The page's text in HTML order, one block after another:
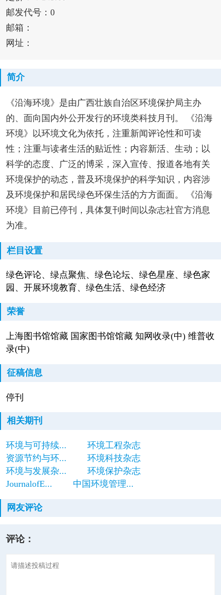
邮发代号：0
邮箱：
网址：
简介
《沿海环境》是由广西壮族自治区环境保护局主办
的、面向国内外公开发行的环境类科技月刊。 《沿海
环境》以环境文化为依托，注重新闻评论性和可读
性；注重与读者生活的贴近性；内容新活、生动；以
科学的态度、广泛的博采，深入宣传、报道各地有关
环境保护的动态，普及环境保护的科学知识，内容涉
及环境保护和居民绿色环保生活的方方面面。 《沿海
环境》目前已停刊，具体复刊时间以杂志社官方消息
为准。
栏目设置
绿色评论、绿点聚焦、绿色论坛、绿色星座、绿色家
园、开展环境教育、绿色生活、绿色经济
荣誉
上海图书馆馆藏 国家图书馆馆藏 知网收录(中) 维普收
录(中)
征稿信息
停刊
相关期刊
环境与可持续...
环境工程杂志
资源节约与环...
环境科技杂志
环境与发展杂...
环境保护杂志
JournalofE...
中国环境管理...
网友评论
评论：